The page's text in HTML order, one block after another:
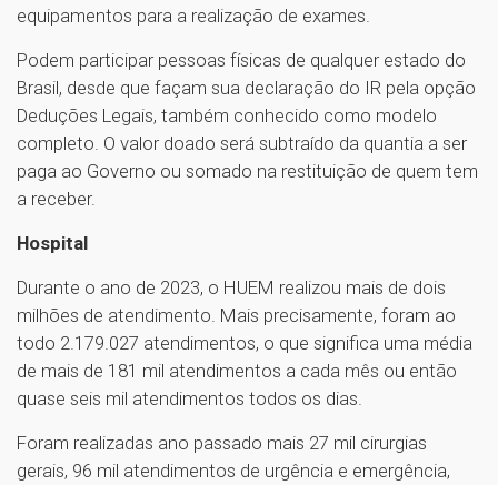
equipamentos para a realização de exames.
Podem participar pessoas físicas de qualquer estado do
Brasil, desde que façam sua declaração do IR pela opção
Deduções Legais, também conhecido como modelo
completo. O valor doado será subtraído da quantia a ser
paga ao Governo ou somado na restituição de quem tem
a receber.
Hospital
Durante o ano de 2023, o HUEM realizou mais de dois
milhões de atendimento. Mais precisamente, foram ao
todo 2.179.027 atendimentos, o que significa uma média
de mais de 181 mil atendimentos a cada mês ou então
quase seis mil atendimentos todos os dias.
Foram realizadas ano passado mais 27 mil cirurgias
gerais, 96 mil atendimentos de urgência e emergência,